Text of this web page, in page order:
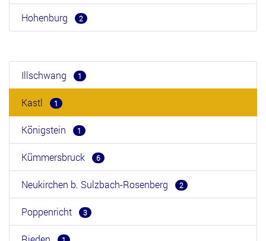
Hohenburg 2
Illschwang 1
Kastl 1
Königstein 1
Kümmersbruck 6
Neukirchen b. Sulzbach-Rosenberg 2
Poppenricht 3